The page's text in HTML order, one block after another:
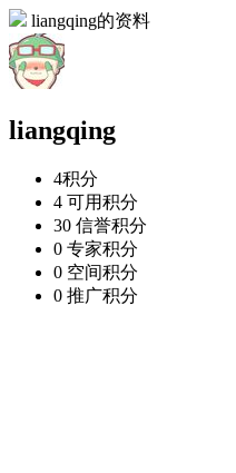
liangqing的资料
liangqing
4积分
4 可用积分
30 信誉积分
0 专家积分
0 空间积分
0 推广积分